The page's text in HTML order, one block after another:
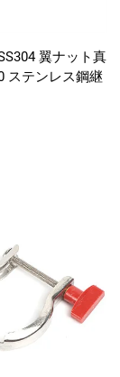
翼ナット真
ステンレス鋼継